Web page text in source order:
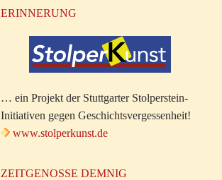
ERINNERUNG
… ein Projekt der Stuttgarter Stolperstein-
Initiativen gegen Geschichtsvergessenheit!
www.stolperkunst.de
ZEITGENOSSE DEMNIG